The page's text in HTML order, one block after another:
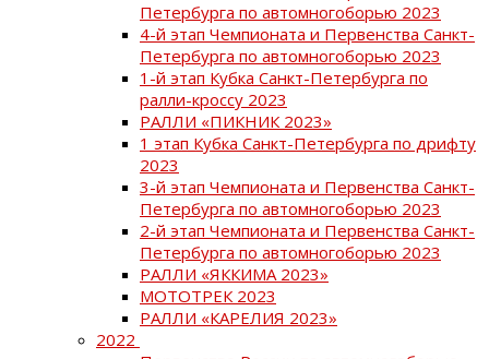
Петербурга по автомногоборью 2023
4-й этап Чемпионата и Первенства Санкт-
Петербурга по автомногоборью 2023
1-й этап Кубка Санкт-Петербурга по
ралли-кроссу 2023
РАЛЛИ «ПИКНИК 2023»
1 этап Кубка Санкт-Петербурга по дрифту
2023
3-й этап Чемпионата и Первенства Санкт-
Петербурга по автомногоборью 2023
2-й этап Чемпионата и Первенства Санкт-
Петербурга по автомногоборью 2023
РАЛЛИ «ЯККИМА 2023»
МОТОТРЕК 2023
РАЛЛИ «КАРЕЛИЯ 2023»
2022